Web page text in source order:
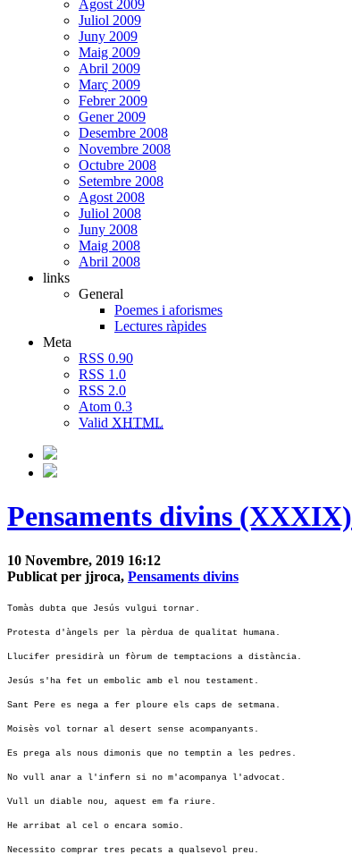
Agost 2009
Juliol 2009
Juny 2009
Maig 2009
Abril 2009
Març 2009
Febrer 2009
Gener 2009
Desembre 2008
Novembre 2008
Octubre 2008
Setembre 2008
Agost 2008
Juliol 2008
Juny 2008
Maig 2008
Abril 2008
links
General
Poemes i aforismes
Lectures ràpides
Meta
RSS 0.90
RSS 1.0
RSS 2.0
Atom 0.3
Valid XHTML
Pensaments divins (XXXIX)
10 Novembre, 2019 16:12
Publicat per jjroca, Pensaments divins
Tomàs dubta que Jesús vulgui tornar.
Protesta d'àngels per la pèrdua de qualitat humana.
Llucifer presidirà un fòrum de temptacions a distància.
Jesús s'ha fet un embolic amb el nou testament.
Sant Pere es nega a fer ploure els caps de setmana.
Moisès vol tornar al desert sense acompanyants.
Es prega als nous dimonis que no temptin a les pedres.
No vull anar a l'infern si no m'acompanya l'advocat.
Vull un diable nou, aquest em fa riure.
He arribat al cel o encara somio.
Necessito comprar tres pecats a qualsevol preu.